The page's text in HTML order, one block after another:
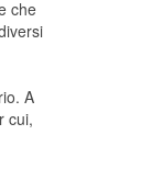
che
A
cui,